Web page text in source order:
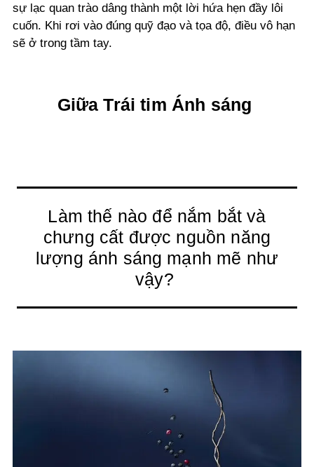
sự lạc quan trào dâng thành một lời hứa hẹn đầy lôi
cuốn. Khi rơi vào đúng quỹ đạo và tọa độ, điều vô hạn
sẽ ở trong tầm tay.
Giữa Trái tim Ánh sáng
Làm thế nào để nắm bắt và
chưng cất được nguồn năng
lượng ánh sáng mạnh mẽ như
vậy?